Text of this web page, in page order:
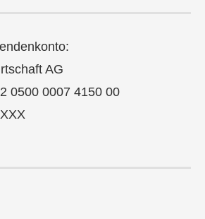
AG
0500 0007 4150 00